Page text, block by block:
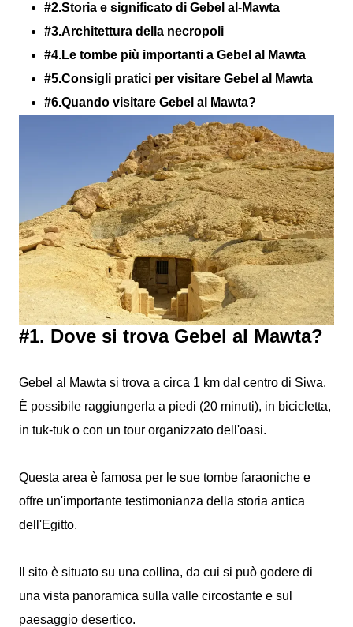
#2.Storia e significato di Gebel al-Mawta
#3.Architettura della necropoli
#4.Le tombe più importanti a Gebel al Mawta
#5.Consigli pratici per visitare Gebel al Mawta
#6.Quando visitare Gebel al Mawta?
#1. Dove si trova Gebel al Mawta?
Gebel al Mawta si trova a circa 1 km dal centro di Siwa.
È possibile raggiungerla a piedi (20 minuti), in bicicletta,
in tuk-tuk o con un tour organizzato dell'oasi.
Questa area è famosa per le sue tombe faraoniche e
offre un'importante testimonianza della storia antica
dell'Egitto.
Il sito è situato su una collina, da cui si può godere di
una vista panoramica sulla valle circostante e sul
paesaggio desertico.